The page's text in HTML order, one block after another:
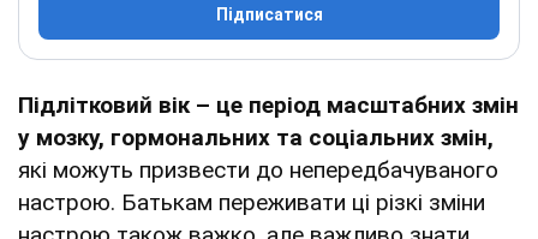
Підписатися
Підлітковий вік – це період масштабних змін
у мозку, гормональних та соціальних змін,
які можуть призвести до непередбачуваного
настрою. Батькам переживати ці різкі зміни